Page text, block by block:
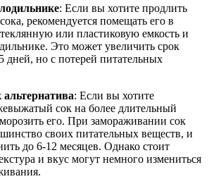
: Если вы хотите продлить
рекомендуется помещать его в
или пластиковую емкость и
Это может увеличить срок
дней, но с потерей питательных
: Если вы хотите
сок на более длительный
его. При замораживании сок
своих питательных веществ, и
до 6-12 месяцев. Однако стоит
и вкус могут немного измениться